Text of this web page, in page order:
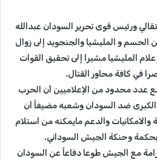
ورئيس قوى تحرير السودان عبدالله
و المليشيا والجنجويد إلى زوال
المليشيا مشيرا إلى تحقيق القوات
في كافة محاور القتال.
محدود من الإعلاميين أن الحرب
الكبرى ضد السودان وشعبه مضيفاً أن
والدعم مايمكنه من استلام
مع الجيش طوعا دفاعاً عن السودان